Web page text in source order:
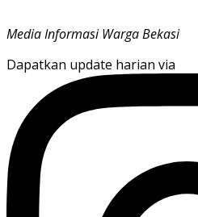
Media Informasi Warga Bekasi
Dapatkan update harian via